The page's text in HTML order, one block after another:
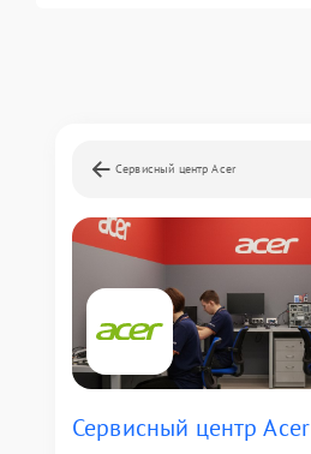
Сервисный центр Acer
Сервисный центр Acer